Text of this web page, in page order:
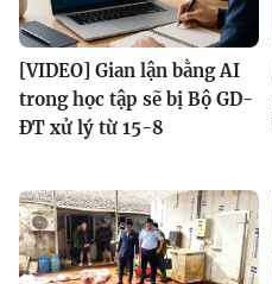
[VIDEO] Gian lận bằng AI
trong học tập sẽ bị Bộ GD-
ĐT xử lý từ 15-8